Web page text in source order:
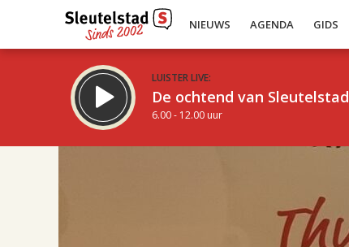
NIEUWS AGENDA GIDS
LUISTER LIVE:
De ochtend van Sleutelstad
6.00 - 12.00 uur